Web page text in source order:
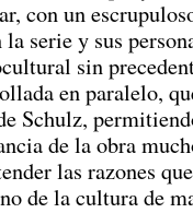
con un
serie y sus
sin
en paralelo,
Schulz,
de la obra
las razones
de la cultura de